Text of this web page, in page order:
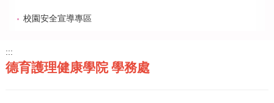
校園安全宣導專區
:::
德育護理健康學院 學務處